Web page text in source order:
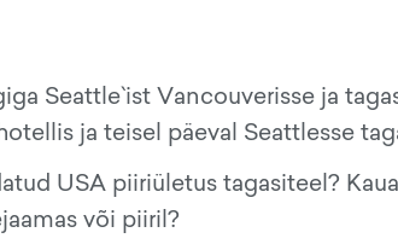
Seattle`ist Vancouverisse ja
ja teisel päeval Seattlesse
USA piiriületus tagasiteel?
või piiril?